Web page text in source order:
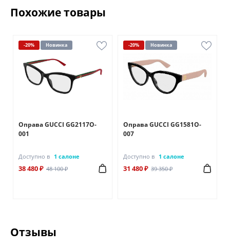
Похожие товары
-20% Новинка
Оправа GUCCI GG2117O-
001
Доступно в 1 салоне
38 480 ₽ 48 100 ₽
-20% Новинка
Оправа GUCCI GG1581O-
007
Доступно в 1 салоне
31 480 ₽ 39 350 ₽
Отзывы